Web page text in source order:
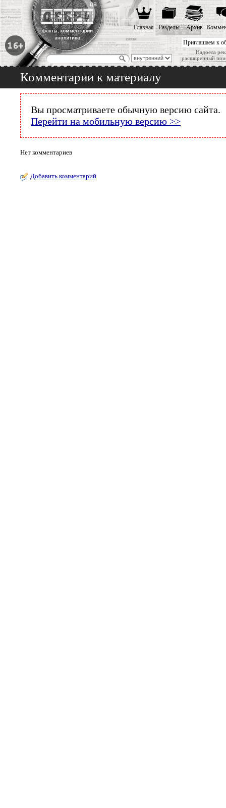
Приглашаем к
Надоела
расширенный
Главная Разделы Архив
Комментарии к материалу
Вы просматриваете обычную версию сайта.
Перейти на мобильную версию >>
Нет комментариев
Добавить комментарий